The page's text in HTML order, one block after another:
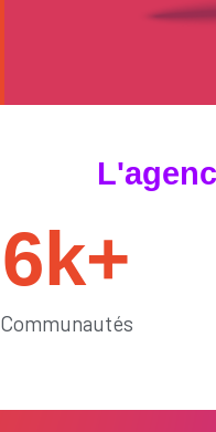
6k+
Communautés